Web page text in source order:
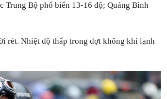
Trung Bộ phổ biến 13-16 độ; Quảng Bình
rét. Nhiệt độ thấp trong đợt không khí lạnh